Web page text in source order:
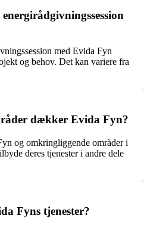
med Evida Fyn
og behov. Det kan variere fra
dækker Evida Fyn?
og omkringliggende områder i
deres tjenester i andre dele
Fyns tjenester?